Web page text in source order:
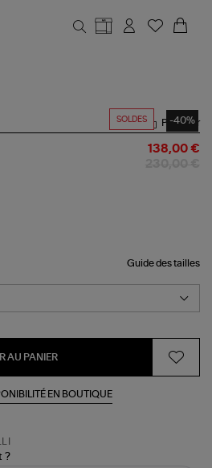
SOLDES -40%
Partager
138,00 €
Guide des tailles
AU PANIER
EN BOUTIQUE
?